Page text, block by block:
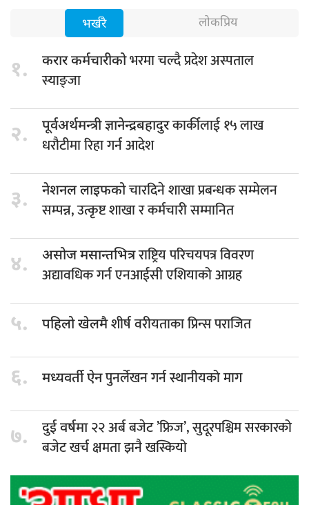
भर्खरै लोकप्रिय
१. करार कर्मचारीकोभरमा चल्दै प्रदेश अस्पताल
स्याङ्जा
२. पूर्वअर्थमन्त्री ज्ञानेन्द्रबहादुरकार्कीलाई १५ लाख
धरौटीमा रिहा गर्न आदेश
३. नेशनल लाइफकोचारदिने शाखा प्रबन्धक सम्मेलन
सम्पन्न, उत्कृष्ट शाखा र कर्मचारी सम्मानित
४. असोज मसान्तभित्रराष्ट्रिय परिचयपत्र विवरण
अद्यावधिक गर्न एनआईसी एशियाको आग्रह
५. पहिलो खेलमैशीर्ष वरीयताका प्रिन्स पराजित
६. मध्यवर्ती ऐनपुनर्लेखन गर्न स्थानीयको माग
७. दुई वर्षमा२२ अर्ब बजेट ’फ्रिज’, सुदूरपश्चिम सरकारको
बजेट खर्च क्षमता झनै खस्कियो